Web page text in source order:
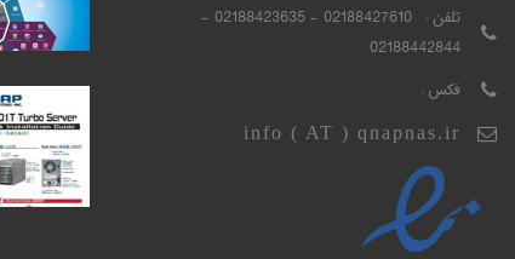
تلفن :
02188427610 - 02188423635 -
02188442844
فکس :
info ( AT ) qnapnas.ir